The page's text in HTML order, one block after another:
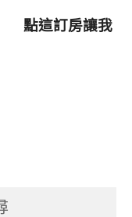
點這訂房讓我